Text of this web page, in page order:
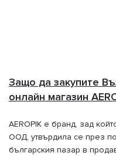
Защо да закупите
онлайн магазин
AEROPIK е бранд, зад
ООД, утвърдила се през
българския пазар в